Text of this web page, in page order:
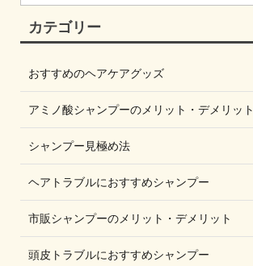
カテゴリー
おすすめのヘアケアグッズ
アミノ酸シャンプーのメリット・デメリット
シャンプー見極め法
ヘアトラブルにおすすめシャンプー
市販シャンプーのメリット・デメリット
頭皮トラブルにおすすめシャンプー